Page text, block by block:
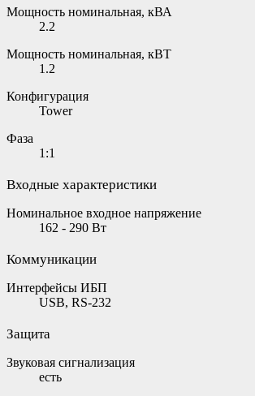
Мощность номинальная, кВА
2.2
Мощность номинальная, кВТ
1.2
Конфигурация
Tower
Фаза
1:1
Входные характеристики
Номинальное входное напряжение
162 - 290 Вт
Коммуникации
Интерфейсы ИБП
USB, RS-232
Защита
Звуковая сигнализация
есть